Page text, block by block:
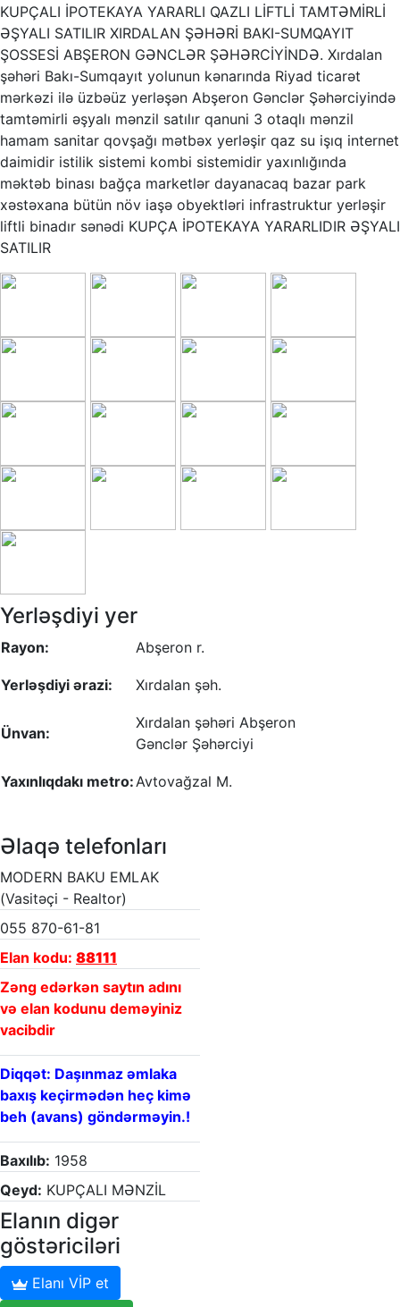
KUPÇALI İPOTEKAYA YARARLI QAZLI LİFTLİ TAMTƏMİRLİ
ƏŞYALI SATILIR XIRDALAN ŞƏHƏRİ BAKI-SUMQAYIT
ŞOSSESİ ABŞERON GƏNCLƏR ŞƏHƏRCİYİNDƏ. Xırdalan
şəhəri Bakı-Sumqayıt yolunun kənarında Riyad ticarət
mərkəzi ilə üzbəüz yerləşən Abşeron Gənclər Şəhərciyində
tamtəmirli əşyalı mənzil satılır qanuni 3 otaqlı mənzil
hamam sanitar qovşağı mətbəx yerləşir qaz su işıq internet
daimidir istilik sistemi kombi sistemidir yaxınlığında
məktəb binası bağça marketlər dayanacaq bazar park
xəstəxana bütün növ iaşə obyektləri infrastruktur yerləşir
liftli binadır sənədi KUPÇA İPOTEKAYA YARARLIDIR ƏŞYALI
SATILIR
Yerləşdiyi yer
Rayon: Abşeron r.
Yerləşdiyi ərazi: Xırdalan şəh.
Ünvan:
Xırdalan şəhəri Abşeron
Gənclər Şəhərciyi
Yaxınlıqdakı metro:Avtovağzal M.
Əlaqə telefonları
MODERN BAKU EMLAK
(Vasitəçi - Realtor)
055 870-61-81
Elan kodu: 88111
Zəng edərkən saytın adını
və elan kodunu deməyiniz
vacibdir
Diqqət: Daşınmaz əmlaka
baxış keçirmədən heç kimə
beh (avans) göndərməyin.!
Baxılıb: 1958
Qeyd: KUPÇALI MƏNZİL
Elanın digər
göstəriciləri
Elanı VİP et